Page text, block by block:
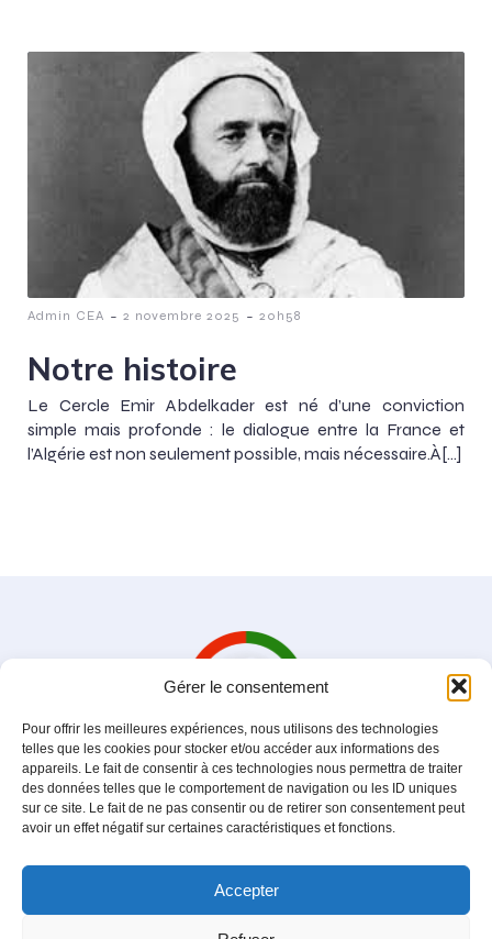
Gérer le consentement
Pour offrir les meilleures expériences, nous utilisons des technologies
telles que les cookies pour stocker et/ou accéder aux informations des
appareils. Le fait de consentir à ces technologies nous permettra de traiter
des données telles que le comportement de navigation ou les ID uniques
sur ce site. Le fait de ne pas consentir ou de retirer son consentement peut
avoir un effet négatif sur certaines caractéristiques et fonctions.
Accepter
Admin CEA - 2 novembre 2025 - 20h58
Notre histoire
Le Cercle Emir Abdelkader est né d’une conviction
simple mais profonde : le dialogue entre la France et
l’Algérie est non seulement possible, mais nécessaire.À[…]
Cercle Emir Abdelkader
Association loi 1901
Politique de condidentialité